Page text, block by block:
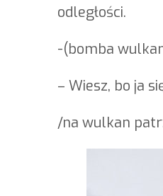
odległości.
-(bomba
– Wiesz, bo ja
/na wulkan